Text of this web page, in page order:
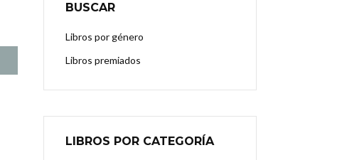
BUSCAR
Libros por género
Libros premiados
LIBROS POR CATEGORÍA